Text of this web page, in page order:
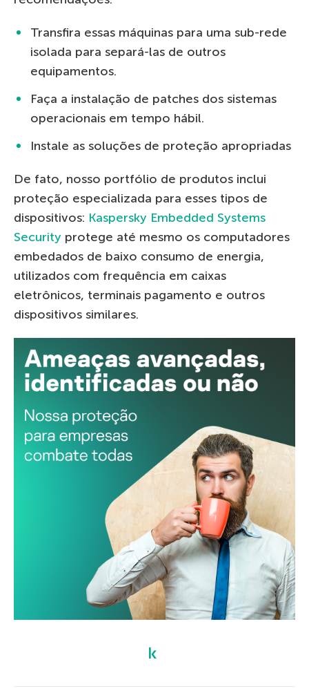
Transfira essas máquinas para uma sub-rede
isolada para separá-las de outros
equipamentos.
Faça a instalação de patches dos sistemas
operacionais em tempo hábil.
Instale as soluções de proteção apropriadas
De fato, nosso portfólio de produtos inclui
proteção especializada para esses tipos de
dispositivos: Kaspersky Embedded Systems
Security protege até mesmo os computadores
embedados de baixo consumo de energia,
utilizados com frequência em caixas
eletrônicos, terminais pagamento e outros
dispositivos similares.